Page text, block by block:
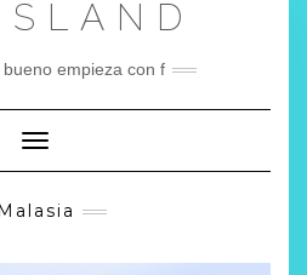
empieza con f
Cambiar modo de navegación